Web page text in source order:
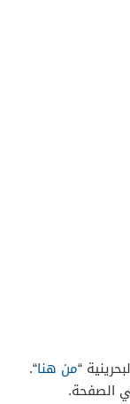
“من هنا“.
الصفحة.